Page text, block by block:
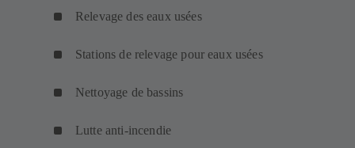
Relevage des eaux usées
Stations de relevage pour eaux usées
Nettoyage de bassins
Lutte anti-incendie